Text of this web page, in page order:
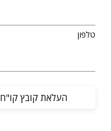
טלפון
העלאת קובץ קו"ח